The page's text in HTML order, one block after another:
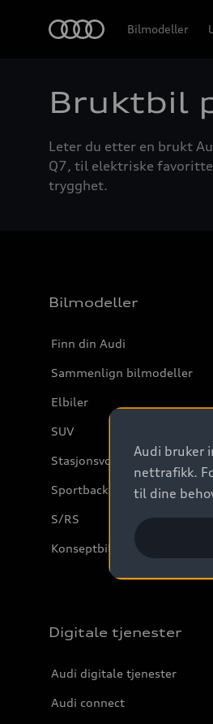
Bilmodeller
Bruktbil
Leter du etter en brukt
Q7, til elektriske
trygghet.
Bilmodeller
Finn din Audi
Sammenlign bilmodeller
Elbiler
SUV
Stasjonsvogn
Sportback
S/RS
Konseptbiler og prototyper
Digitale tjenester
Audi digitale tjenester
Audi connect
Audi bruker
nettrafikk.
til dine